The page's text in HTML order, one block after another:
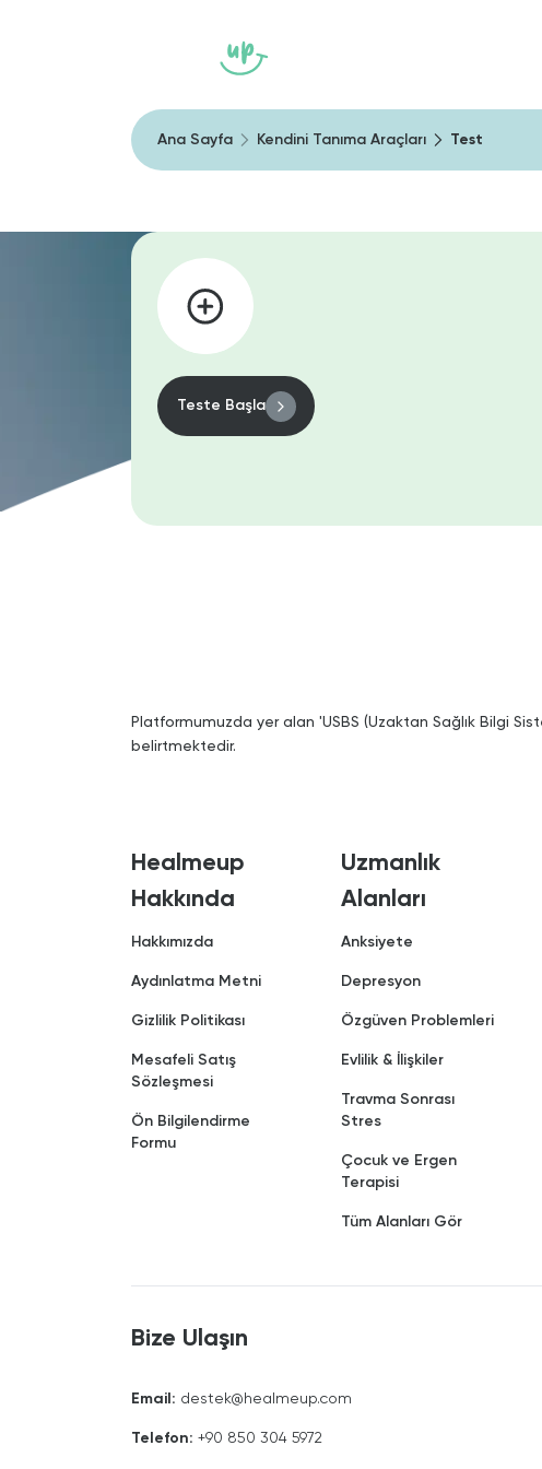
Ana Sayfa Kendini Tanıma Araçları Test
Teste Başla
Platformumuzda yer alan 'USBS (Uzaktan Sağlık Bilgi
belirtmektedir.
Healmeup
Hakkında
Hakkımızda
Aydınlatma Metni
Gizlilik Politikası
Mesafeli Satış
Sözleşmesi
Ön Bilgilendirme
Formu
Uzmanlık
Alanları
Anksiyete
Depresyon
Özgüven Problemleri
Evlilik & İlişkiler
Travma Sonrası
Stres
Çocuk ve Ergen
Terapisi
Tüm Alanları Gör
Bize Ulaşın
Email : destek@healmeup.com
Telefon: +90 850 304 5972